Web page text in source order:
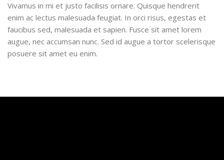
Vivamus in mi et justo facilisis ornare. Quisque hendrerit
enim ac lectus malesuada feugiat. In orci risus, egestas et
faucibus sed, malesuada et sapien. Fusce sit amet lorem
augue, nec accumsan nunc. Sed id augue a tortor scelerisque
posuere sit amet eu enim.